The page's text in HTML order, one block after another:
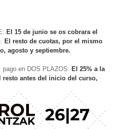
El 15 de junio se os cobrara el
El resto de cuotas, por el mismo
agosto y septiembre.
pago en DOS PLAZOS:El 25% a la
antes del inicio del curso,